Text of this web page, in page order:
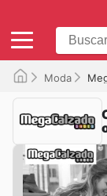
Moda